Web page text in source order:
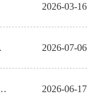
2026-03-16
通知 2026-07-06
心首批入驻团队遴选工作的通知 2026-06-17